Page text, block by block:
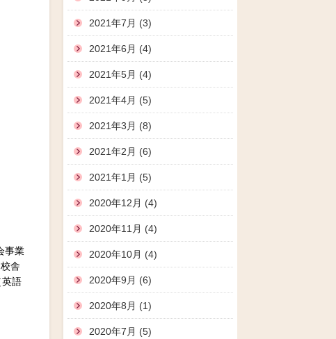
事業
舎
英語
2021年7月 (3)
2021年6月 (4)
2021年5月 (4)
2021年4月 (5)
2021年3月 (8)
2021年2月 (6)
2021年1月 (5)
2020年12月 (4)
2020年11月 (4)
2020年10月 (4)
2020年9月 (6)
2020年8月 (1)
2020年7月 (5)